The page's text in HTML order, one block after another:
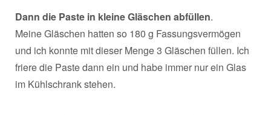
Dann die Paste in kleine Gläschen abfüllen.
Meine Gläschen hatten so 180 g Fassungsvermögen
und ich konnte mit dieser Menge 3 Gläschen füllen. Ich
friere die Paste dann ein und habe immer nur ein Glas
im Kühlschrank stehen.